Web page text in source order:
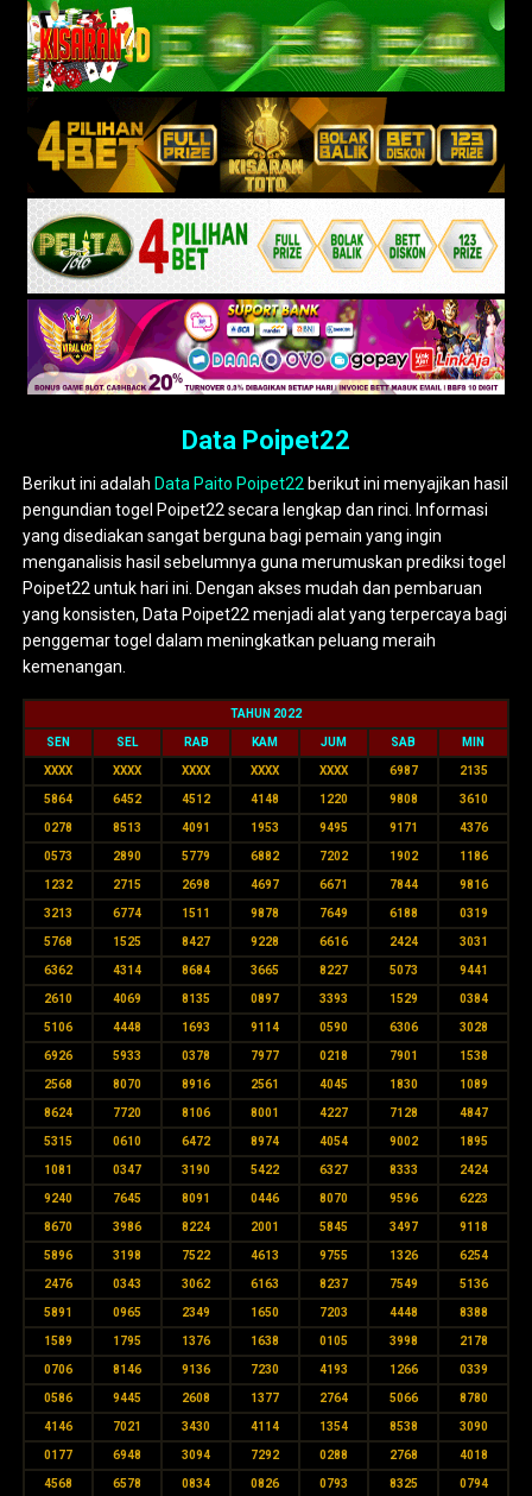
Data Poipet22
Berikut ini adalah Data Paito Poipet22 berikut ini menyajikan hasil
pengundian togel Poipet22 secara lengkap dan rinci. Informasi
yang disediakan sangat berguna bagi pemain yang ingin
menganalisis hasil sebelumnya guna merumuskan prediksi togel
Poipet22 untuk hari ini. Dengan akses mudah dan pembaruan
yang konsisten, Data Poipet22 menjadi alat yang terpercaya bagi
penggemar togel dalam meningkatkan peluang meraih
kemenangan.
TAHUN 2022
SEN SEL RAB KAM JUM SAB MIN
XXXX XXXX XXXX XXXX XXXX 6987 2135
5864 6452 4512 4148 1220 9808 3610
0278 8513 4091 1953 9495 9171 4376
0573 2890 5779 6882 7202 1902 1186
1232 2715 2698 4697 6671 7844 9816
3213 6774 1511 9878 7649 6188 0319
5768 1525 8427 9228 6616 2424 3031
6362 4314 8684 3665 8227 5073 9441
2610 4069 8135 0897 3393 1529 0384
5106 4448 1693 9114 0590 6306 3028
6926 5933 0378 7977 0218 7901 1538
2568 8070 8916 2561 4045 1830 1089
8624 7720 8106 8001 4227 7128 4847
5315 0610 6472 8974 4054 9002 1895
1081 0347 3190 5422 6327 8333 2424
9240 7645 8091 0446 8070 9596 6223
8670 3986 8224 2001 5845 3497 9118
5896 3198 7522 4613 9755 1326 6254
2476 0343 3062 6163 8237 7549 5136
5891 0965 2349 1650 7203 4448 8388
1589 1795 1376 1638 0105 3998 2178
0706 8146 9136 7230 4193 1266 0339
0586 9445 2608 1377 2764 5066 8780
4146 7021 3430 4114 1354 8538 3090
0177 6948 3094 7292 0288 2768 4018
4568 6578 0834 0826 0793 8325 0794